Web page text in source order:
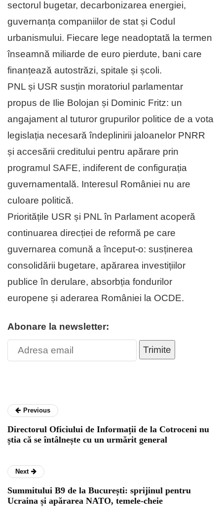
sectorul bugetar, decarbonizarea energiei,
guvernanța companiilor de stat și Codul
urbanismului. Fiecare lege neadoptată la termen
înseamnă miliarde de euro pierdute, bani care
finanțează autostrăzi, spitale și școli.
PNL și USR susțin moratoriul parlamentar
propus de Ilie Bolojan și Dominic Fritz: un
angajament al tuturor grupurilor politice de a vota
legislația necesară îndeplinirii jaloanelor PNRR
și accesării creditului pentru apărare prin
programul SAFE, indiferent de configurația
guvernamentală. Interesul României nu are
culoare politică.
Prioritățile USR și PNL în Parlament acoperă
continuarea direcției de reformă pe care
guvernarea comună a început-o: susținerea
consolidării bugetare, apărarea investițiilor
publice în derulare, absorbția fondurilor
europene și aderarea României la OCDE.
Abonare la newsletter:
Trimite
Previous
Directorul Oficiului de Informații de la Cotroceni nu
știa că se întâlnește cu un urmărit general
Next
Summitului B9 de la București: sprijinul pentru
Ucraina și apărarea NATO, temele-cheie